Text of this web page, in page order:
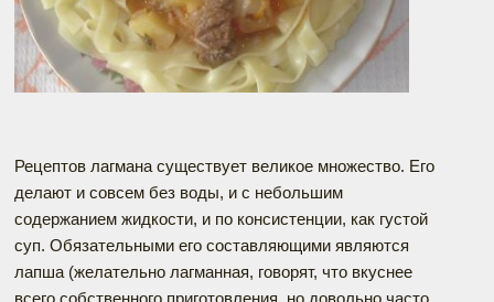
Рецептов лагмана существует великое множество. Его
делают и совсем без воды, и с небольшим
содержанием жидкости, и по консистенции, как густой
суп. Обязательными его составляющими являются
лапша (желательно лагманная, говорят, что вкуснее
всего собственного приготовления, но довольно часто